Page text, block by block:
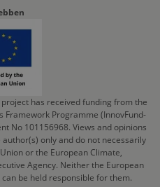
has received funding from the
Framework Programme (InnovFund-
No 101156968. Views and opinions
only and do not necessarily
or the European Climate,
Agency. Neither the European
be held responsible for them.